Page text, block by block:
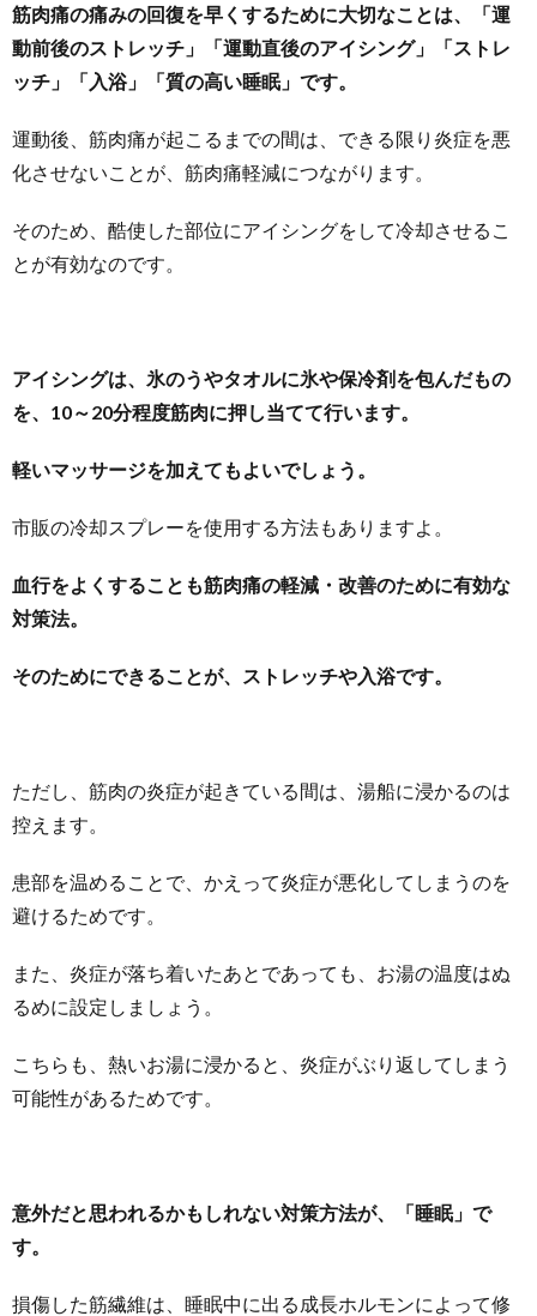
筋肉痛の痛みの回復を早くするために大切なことは、「運
動前後のストレッチ」「運動直後のアイシング」「ストレ
ッチ」「入浴」「質の高い睡眠」です。
運動後、筋肉痛が起こるまでの間は、できる限り炎症を悪
化させないことが、筋肉痛軽減につながります。
そのため、酷使した部位にアイシングをして冷却させるこ
とが有効なのです。
アイシングは、氷のうやタオルに氷や保冷剤を包んだもの
を、10～20分程度筋肉に押し当てて行います。
軽いマッサージを加えてもよいでしょう。
市販の冷却スプレーを使用する方法もありますよ。
血行をよくすることも筋肉痛の軽減・改善のために有効な
対策法。
そのためにできることが、ストレッチや入浴です。
ただし、筋肉の炎症が起きている間は、湯船に浸かるのは
控えます。
患部を温めることで、かえって炎症が悪化してしまうのを
避けるためです。
また、炎症が落ち着いたあとであっても、お湯の温度はぬ
るめに設定しましょう。
こちらも、熱いお湯に浸かると、炎症がぶり返してしまう
可能性があるためです。
意外だと思われるかもしれない対策方法が、「睡眠」で
す。
損傷した筋繊維は、睡眠中に出る成長ホルモンによって修